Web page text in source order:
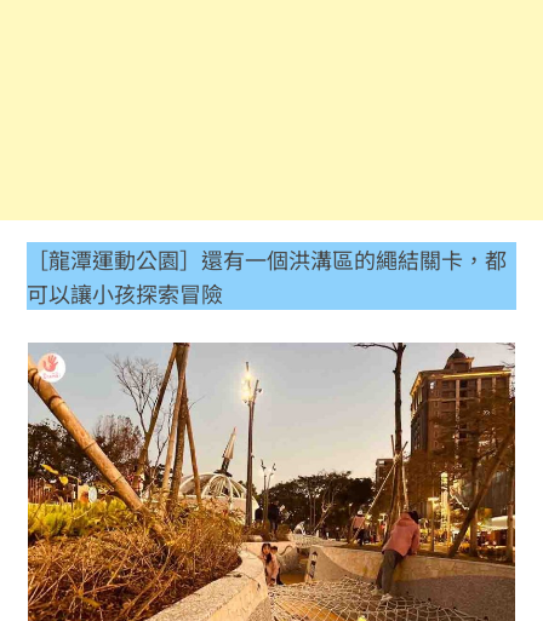
［龍潭運動公園］還有一個洪溝區的繩結關卡，都
可以讓小孩探索冒險